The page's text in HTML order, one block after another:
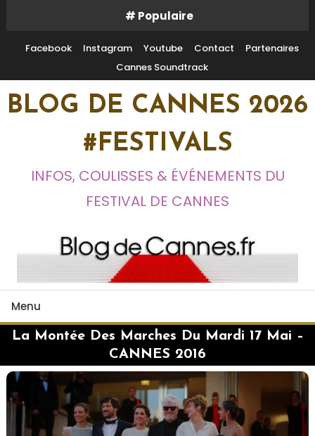
Content
# Populaire
Facebook Instagram Youtube Contact
Partenaires
Cannes Soundtrack
BLOG DE CANNES 2026
#FESTIVALS
INFOS, COULISSES & ÉVÉNEMENTS DU
FESTIVAL DE CANNES
Menu
La Montée Des Marches Du Mardi 17 Mai –
CANNES 2016